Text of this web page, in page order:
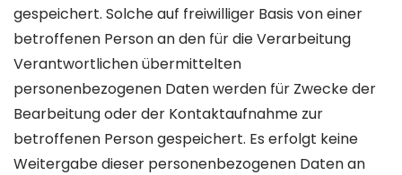
gespeichert. Solche auf freiwilliger Basis von einer
betroffenen Person an den für die Verarbeitung
Verantwortlichen übermittelten
personenbezogenen Daten werden für Zwecke der
Bearbeitung oder der Kontaktaufnahme zur
betroffenen Person gespeichert. Es erfolgt keine
Weitergabe dieser personenbezogenen Daten an